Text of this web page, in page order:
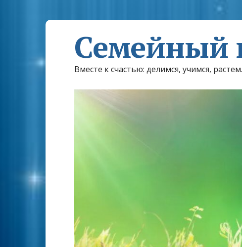
Семейный
Вместе к счастью: делимся, учимся, растем.